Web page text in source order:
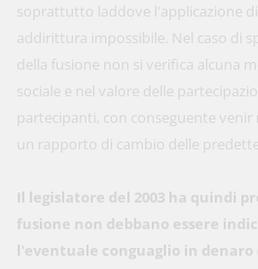
soprattutto laddove l'applicazione
addirittura impossibile. Nel caso di
della fusione non si verifica alcuna
sociale e nel valore delle
partecipanti, con conseguente
un rapporto di cambio delle
Il legislatore del 2003 ha quindi
fusione non debbano essere
l'eventuale conguaglio in denaro